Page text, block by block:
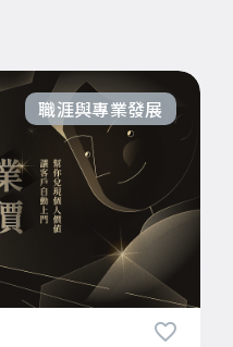
職涯與專業發展